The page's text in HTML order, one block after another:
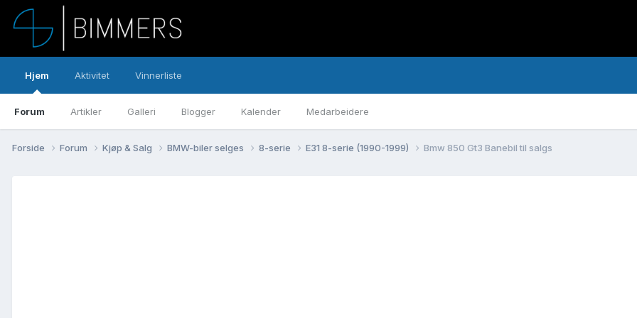
Hjem
Forum Artikler Galleri Blogger Kalender Medarbeidere
Aktivitet Vinnerliste
Forside Forum Kjøp & Salg BMW-biler selges 8-serie E31 8-serie (1990-1999) Bmw 850 Gt3 Banebil til salgs